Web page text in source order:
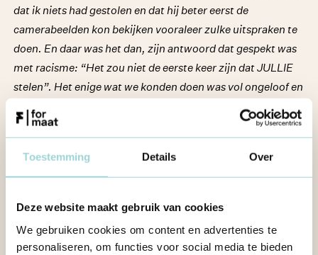
Toestemming Details Over
Deze website maakt gebruik van cookies
We gebruiken cookies om content en advertenties te
personaliseren, om functies voor social media te bieden
dat ik niets had gestolen en dat hij beter eerst de
camerabeelden kon bekijken vooraleer zulke uitspraken te
doen. En daar was het dan, zijn antwoord dat gespekt was
met racisme: “Het zou niet de eerste keer zijn dat JULLIE
stelen”. Het enige wat we konden doen was vol ongeloof en
frustratie de winkel uitstappen..."
Maak het bespreekbaar
Wil je als open jeugdwerking aan de slag met racisme en
discriminatie bespreekbaar maken? Detoolbox van
Jeugdwerk tegen Racismebiedt tools en methodieken op